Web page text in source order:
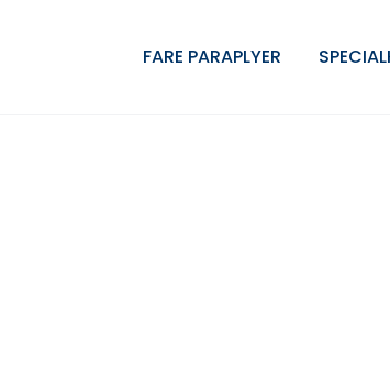
FARE PARAPLYER